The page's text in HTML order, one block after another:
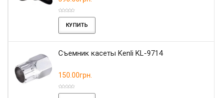
КУПИТЬ
Съемник касеты Kenli KL-9714
150.00грн.